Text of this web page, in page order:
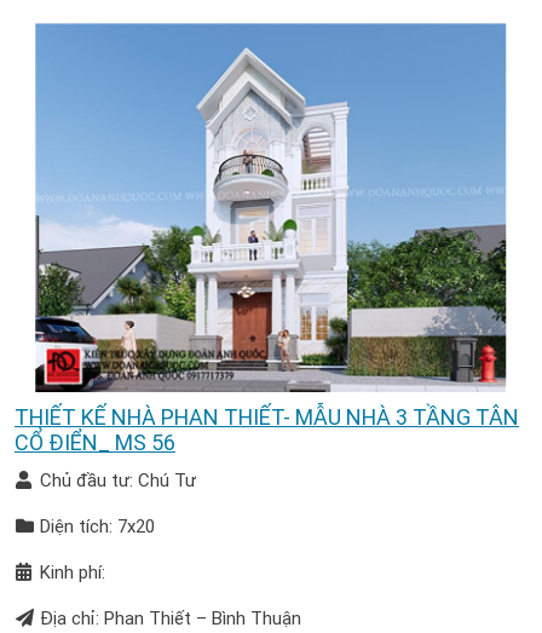
THIẾT KẾ NHÀ PHAN THIẾT- MẪU NHÀ 3 TẦNG TÂN
CỔ ĐIỂN_ MS 56
Chủ đầu tư: Chú Tư
Diện tích: 7x20
Kinh phí:
Địa chỉ: Phan Thiết – Bình Thuận